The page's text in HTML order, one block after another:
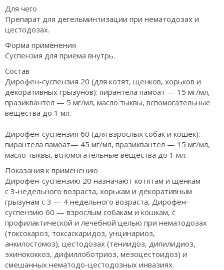
Для чего
Препарат для дегельминтизации при нематодозах и
цестодозах.
Форма применения
Суспензия для приема внутрь.
Состав
Дирофен-суспензия 20 (для котят, щенков, хорьков и
декоративных грызунов): пирантела памоат — 15 мг/мл,
празиквантел — 5 мг/мл, масло тыквы, вспомогательные
вещества до 1 мл.
Дирофен-суспензия 60 (для взрослых собак и кошек):
пирантела памоат— 45 мг/мл, празиквантел — 15 мг/мл,
масло тыквы, вспомогательные вещества до 1 мл.
Показания к применению
Дирофен-суспензию 20 назначают котятам и щенкам
с 3-недельного возраста, хорькам и декоративным
грызунам с 3 — 4 недельного возраста, Дирофен-
суспензию 60 — взрослым собакам и кошкам, с
профилактической и лечебной целью при нематодозах
(токсокароз, токсаскаридоз, унцинариоз,
анкилостомоз), цестодозах (тениидоз, дипилидиоз,
эхинококкоз, дифиллоботриоз, мезоцестоидоз) и
смешанных нематодо-цестодозных инвазиях.